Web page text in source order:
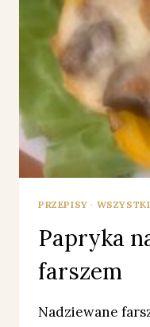
PRZEPISY ·
Papryka
farszem
Nadziewane